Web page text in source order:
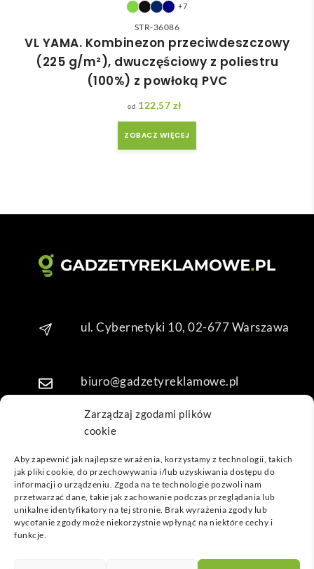
Zarządzaj zgodami plików
cookie
Aby zapewnić jak najlepsze wrażenia, korzystamy z technologii, takich
jak pliki cookie, do przechowywania i/lub uzyskiwania dostępu do
informacji o urządzeniu. Zgoda na te technologie pozwoli nam
przetwarzać dane, takie jak zachowanie podczas przeglądania lub
unikalne identyfikatory na tej stronie. Brak wyrażenia zgody lub
wycofanie zgody może niekorzystnie wpłynąć na niektóre cechy i
funkcje.
+7
STR-36086
VL YAMA. Kombinezon przeciwdeszczowy
(225 g/m²), dwuczęściowy z poliestru
(100%) z powłoką PVC
122,57 zł
ZOBACZ WIĘCEJ
ul. Cybernetyki 10, 02-677 Warszawa
biuro@gadzetyreklamowe.pl
Telefon: +48 7 333 888 38
Telefon: +48 7 333 888 48
POPULARNE GADŻETY